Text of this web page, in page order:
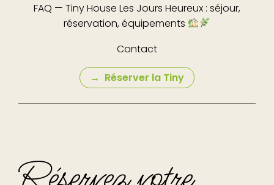
FAQ — Tiny House Les Jours Heureux : séjour,
réservation, équipements
Contact
Réserver la Tiny